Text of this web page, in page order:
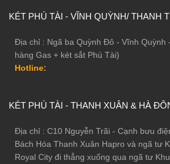
KÉT PHÚ TÀI - VĨNH QUỲNH/ THANH
Địa chỉ : Ngã ba Quỳnh Đô - Vĩnh Quỳnh
hàng Gas + két sắt Phú Tài)
Hotline:
KÉT PHÚ TÀI - THANH XUÂN & HÀ
Địa chỉ : C10 Nguyễn Trãi - Cạnh bưu
Bách Hóa Thanh Xuân Hapro và ngã tư
Royal City đi thẳng xuống qua ngã tư